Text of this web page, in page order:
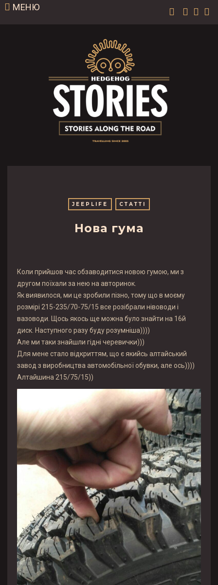
МЕНЮ
JEEPLIFE СТАТТІ
Нова гума
Коли прийшов час обзаводитися новою гумою, ми з
другом поїхали за нею на авторинок.
Як виявилося, ми це зробили пізно, тому що в моєму
розмірі 215-235/70-75/15 все розібрали нівоводи і
вазоводи. Щось якось ще можна було знайти на 16й
диск. Наступного разу буду розумніша))))
Але ми таки знайшли гідні черевички)))
Для мене стало відкриттям, що є якийсь алтайський
завод з виробництва автомобільної обувки, але ось))))
Алтайшина 215/75/15))